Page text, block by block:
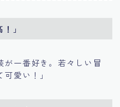
」
が一番好き。若々しい冒
愛い！」